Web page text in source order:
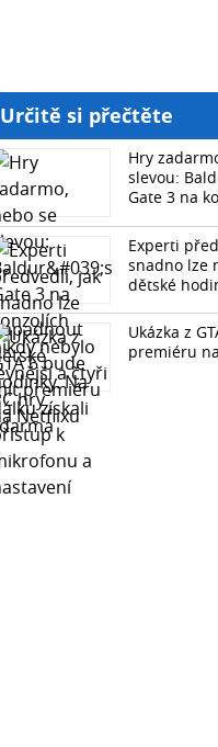
Určitě si přečtěte
Hry
slevou:
Gate 3 na
Experti
snadno lze
dětské
Ukázka z
premiéru